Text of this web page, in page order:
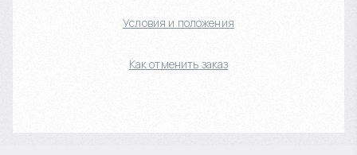
Условия и положения
Как отменить заказ